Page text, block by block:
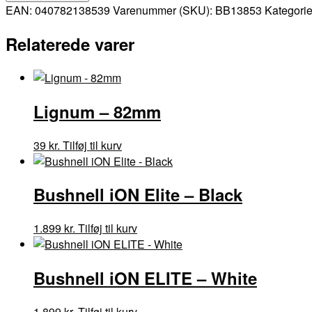
Vent
Sort/Hvid
62"
EAN: 040782138539Varenummer (SKU): BB13853
Relaterede varer
Lignum – 82mm
39 kr. Tilføj til kurv
Bushnell iON Elite – Black
1.899 kr. Tilføj til kurv
Bushnell iON ELITE – White